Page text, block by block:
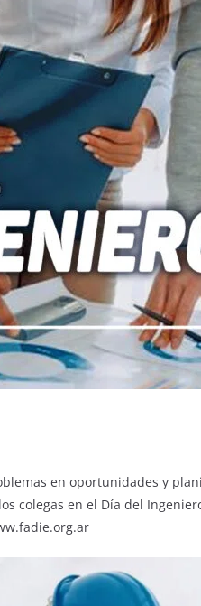
en oportunidades y
colegas en el Día del